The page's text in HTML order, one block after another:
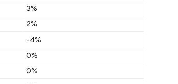
3%
2%
-4%
0%
0%